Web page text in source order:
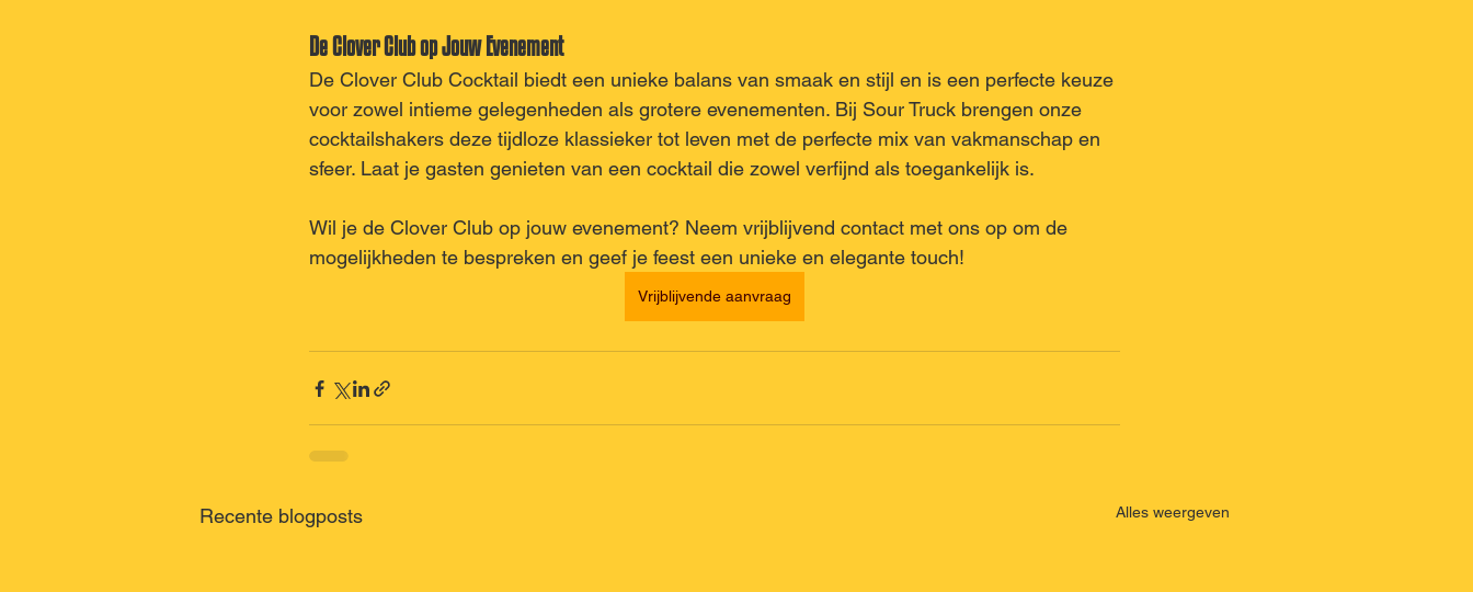
De Clover Club op Jouw Evenement
De Clover Club Cocktail biedt een unieke balans van smaak en stijl en is een perfecte keuze
voor zowel intieme gelegenheden als grotere evenementen. Bij Sour Truck brengen onze
cocktailshakers deze tijdloze klassieker tot leven met de perfecte mix van vakmanschap en
sfeer. Laat je gasten genieten van een cocktail die zowel verfijnd als toegankelijk is.
Wil je de Clover Club op jouw evenement? Neem vrijblijvend contact met ons op om de
mogelijkheden te bespreken en geef je feest een unieke en elegante touch!
Vrijblijvende aanvraag
Recente blogposts Alles weergeven